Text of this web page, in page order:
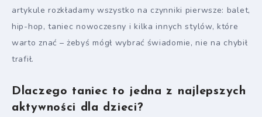
artykule rozkładamy wszystko na czynniki pierwsze: balet,
hip-hop, taniec nowoczesny i kilka innych stylów, które
warto znać – żebyś mógł wybrać świadomie, nie na chybił
trafił.
Dlaczego taniec to jedna z najlepszych
aktywności dla dzieci?